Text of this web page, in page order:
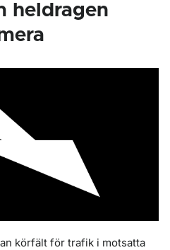
heldragen
körfält för trafik i motsatta